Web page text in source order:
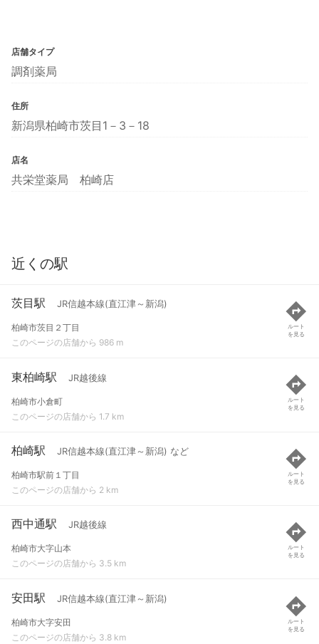
店舗タイプ
調剤薬局
住所
新潟県柏崎市茨目1－3－18
店名
共栄堂薬局 柏崎店
近くの駅
茨目駅 JR信越本線(直江津～新潟)
柏崎市茨目２丁目
このページの店舗から 986 m
ルート
を見る
東柏崎駅 JR越後線
柏崎市小倉町
このページの店舗から 1.7 km
ルート
を見る
柏崎駅 JR信越本線(直江津～新潟) など
柏崎市駅前１丁目
このページの店舗から 2 km
ルート
を見る
西中通駅 JR越後線
柏崎市大字山本
このページの店舗から 3.5 km
ルート
を見る
安田駅 JR信越本線(直江津～新潟)
柏崎市大字安田
このページの店舗から 3.8 km
ルート
を見る